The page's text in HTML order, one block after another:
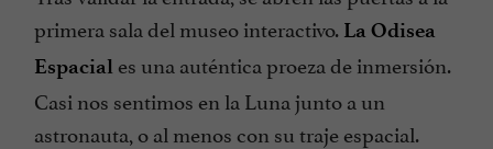
primera sala del museo interactivo. La Odisea
Espacial es una auténtica proeza de inmersión.
Casi nos sentimos en la Luna junto a un
astronauta, o al menos con su traje espacial.